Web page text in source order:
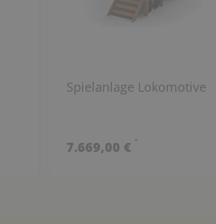
Spielanlage Lokomotive
7.669,00 € *